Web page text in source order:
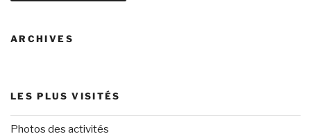
ARCHIVES
LES PLUS VISITÉS
Photos des activités